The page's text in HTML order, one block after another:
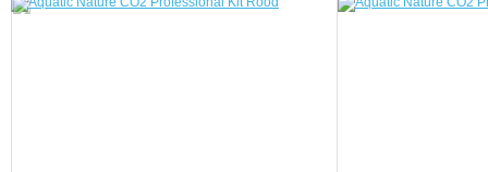
Aquatic Nature CO2 Professional Kit Rood